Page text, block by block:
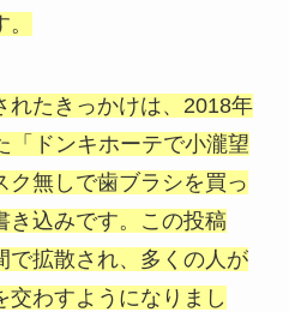
れたきっかけは、2018年
「ドンキホーテで小瀧望
ク無しで歯ブラシを買っ
き込みです。この投稿
で拡散され、多くの人が
交わすようになりまし